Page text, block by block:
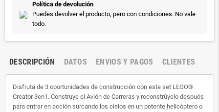
Política de devolución
Puedes devolver el producto, pero con condiciones. No vale
todo.
DESCRIPCIÓN DATOS ENVIOS Y PAGOS CLIENTES
Disfruta de 3 oportunidades de construcción con este set LEGO®
Creator 3en1. Construye el Avión de Carreras y reconstrúyelo después
para entrar en acción surcando los cielos en un potente helicóptero o